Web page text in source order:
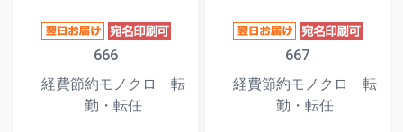
666
経費節約モノクロ 転
勤・転任
667
経費節約モノクロ 転
勤・転任